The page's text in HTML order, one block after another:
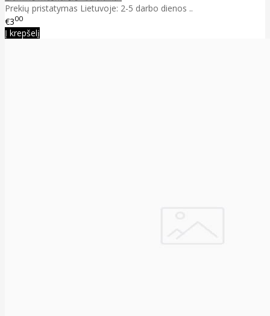
Prekių pristatymas Lietuvoje: 2-5 darbo dienos ..
€300
Į krepšelį